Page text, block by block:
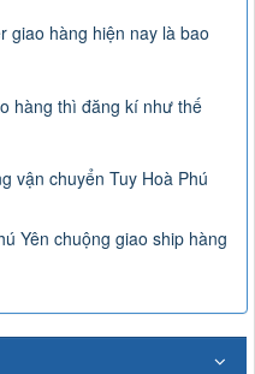
giao hàng hiện nay là bao
hàng thì đăng kí như thế
vận chuyển Tuy Hoà Phú
Yên chuộng giao ship hàng